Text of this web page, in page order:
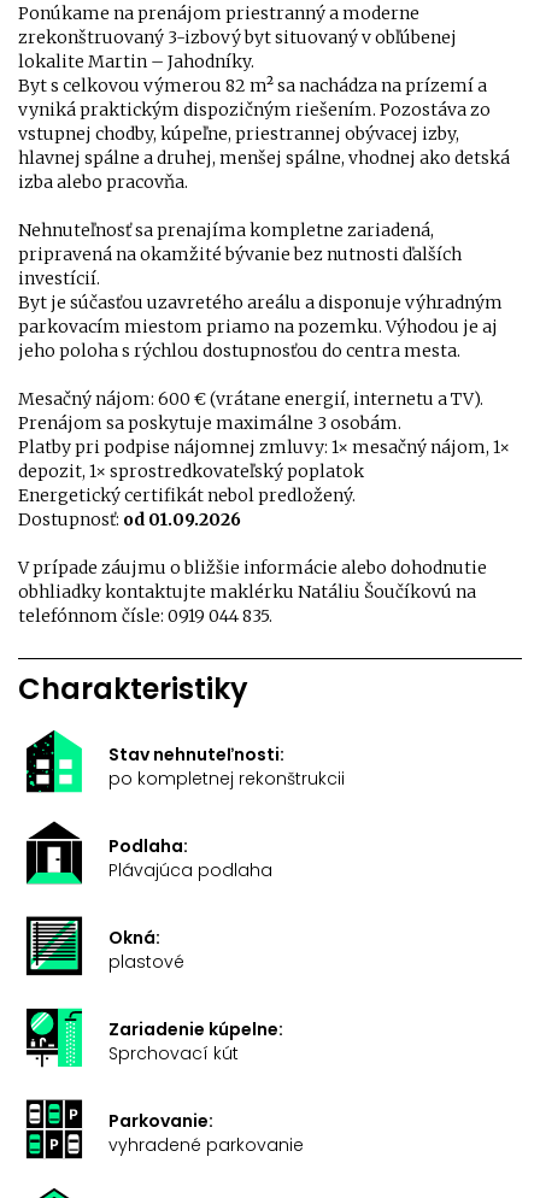
Ponúkame na prenájom priestranný a moderne
zrekonštruovaný 3-izbový byt situovaný v obľúbenej
lokalite Martin – Jahodníky.
Byt s celkovou výmerou 82 m² sa nachádza na prízemí a
vyniká praktickým dispozičným riešením. Pozostáva zo
vstupnej chodby, kúpeľne, priestrannej obývacej izby,
hlavnej spálne a druhej, menšej spálne, vhodnej ako detská
izba alebo pracovňa.
Nehnuteľnosť sa prenajíma kompletne zariadená,
pripravená na okamžité bývanie bez nutnosti ďalších
investícií.
Byt je súčasťou uzavretého areálu a disponuje výhradným
parkovacím miestom priamo na pozemku. Výhodou je aj
jeho poloha s rýchlou dostupnosťou do centra mesta.
Mesačný nájom: 600 € (vrátane energií, internetu a TV).
Prenájom sa poskytuje maximálne 3 osobám.
Platby pri podpise nájomnej zmluvy: 1× mesačný nájom, 1×
depozit, 1× sprostredkovateľský poplatok
Energetický certifikát nebol predložený.
Dostupnosť: od 01.09.2026
V prípade záujmu o bližšie informácie alebo dohodnutie
obhliadky kontaktujte maklérku Natáliu Šoučíkovú na
telefónnom čísle: 0919 044 835.
Charakteristiky
Stav nehnuteľnosti:
po kompletnej rekonštrukcii
Podlaha:
Plávajúca podlaha
Okná:
plastové
Zariadenie kúpelne:
Sprchovací kút
Parkovanie:
vyhradené parkovanie